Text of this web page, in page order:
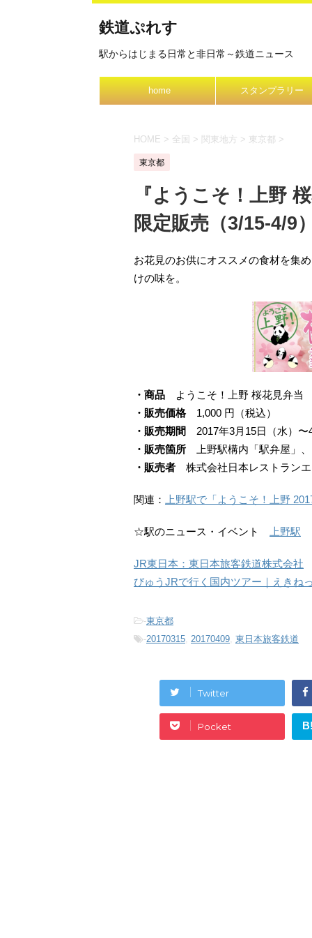
鉄道ぷれす
駅からはじまる日常と非日常～鉄道ニュース
home スタンプラリー
HOME > 全国 > 関東地方 > 東京都 >
東京都
『ようこそ！上野
限定販売（3/15-4/9
お花見のお供にオススメの食材を集
けの味を。
・商品 ようこそ！上野 桜花見弁当
・販売価格1,000 円（税込）
・販売期間
2017年3月15日（水）〜
・販売箇所 上野駅構内「駅弁屋」
・販売者 株式会社日本レストラン
関連： 上野駅で「ようこそ！上野
☆駅のニュース・イベント 上野駅
JR東日本：東日本旅客鉄道株式会社
びゅうJRで行く国内ツアー｜えきね
-東京都
-20170315, 20170409, 東日本旅客鉄道
Twitter
Pocket